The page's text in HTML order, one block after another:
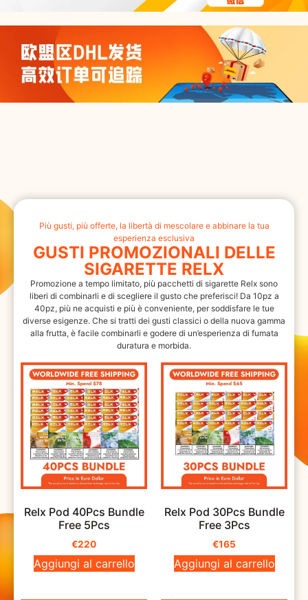
Più gusti, più offerte, la libertà di mescolare e abbinare la tua
esperienza esclusiva
GUSTI PROMOZIONALI DELLE
SIGARETTE RELX
Promozione a tempo limitato, più pacchetti di sigarette Relx sono
liberi di combinarli e di scegliere il gusto che preferisci! Da 10pz a
40pz, più ne acquisti e più è conveniente, per soddisfare le tue
diverse esigenze. Che si tratti dei gusti classici o della nuova gamma
alla frutta, è facile combinarli e godere di un’esperienza di fumata
duratura e morbida.
Relx Pod 40Pcs Bundle
Free 5Pcs
€220
Aggiungi al carrello
Relx Pod 30Pcs Bundle
Free 3Pcs
€165
Aggiungi al carrello